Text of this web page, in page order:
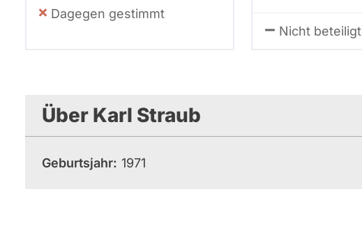
Dagegen gestimmt
Nicht beteiligt
Über Karl Straub
Geburtsjahr 1971